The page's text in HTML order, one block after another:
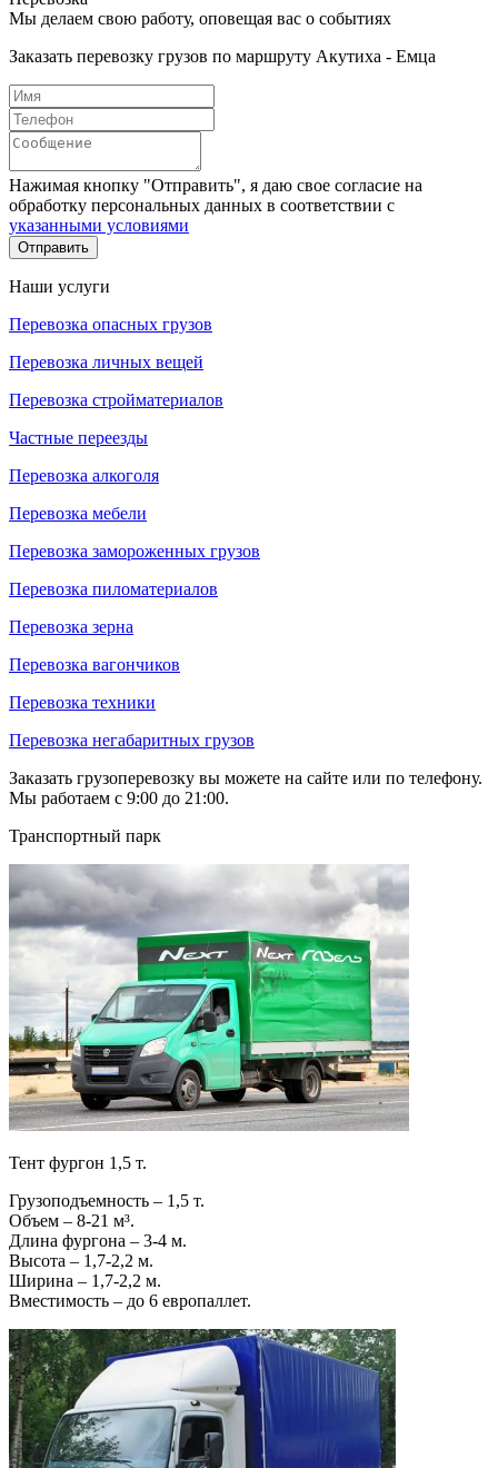
Мы делаем свою работу, оповещая вас о событиях
Заказать перевозку грузов по маршруту Акутиха - Емца
Нажимая кнопку "Отправить", я даю свое согласие на
обработку персональных данных в соответствии с
указанными условиями
Отправить
Наши услуги
Перевозка опасных грузов
Перевозка личных вещей
Перевозка стройматериалов
Частные переезды
Перевозка алкоголя
Перевозка мебели
Перевозка замороженных грузов
Перевозка пиломатериалов
Перевозка зерна
Перевозка вагончиков
Перевозка техники
Перевозка негабаритных грузов
Заказать грузоперевозку вы можете на сайте или по телефону.
Мы работаем с 9:00 до 21:00.
Транспортный парк
Тент фургон 1,5 т.
Грузоподъемность – 1,5 т.
Объем – 8-21 м³.
Длина фургона – 3-4 м.
Высота – 1,7-2,2 м.
Ширина – 1,7-2,2 м.
Вместимость – до 6 европаллет.